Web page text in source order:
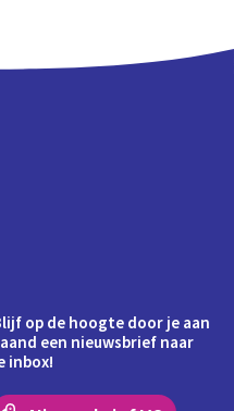
op de hoogte door je aan
een nieuwsbrief naar
inbox!